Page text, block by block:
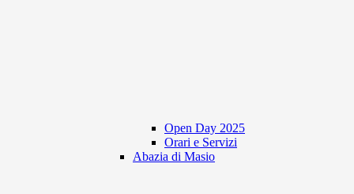
Open Day 2025
Orari e Servizi
Abazia di Masio